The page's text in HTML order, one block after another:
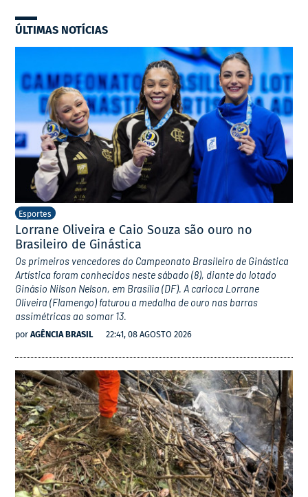
ÚLTIMAS NOTÍCIAS
Esportes
Lorrane Oliveira e Caio Souza são ouro no
Brasileiro de Ginástica
Os primeiros vencedores do Campeonato Brasileiro de Ginástica
Artística foram conhecidos neste sábado (8), diante do lotado
Ginásio Nilson Nelson, em Brasília (DF). A carioca Lorrane
Oliveira (Flamengo) faturou a medalha de ouro nas barras
assimétricas ao somar 13.
por AGÊNCIA BRASIL 22:41, 08 AGOSTO 2026